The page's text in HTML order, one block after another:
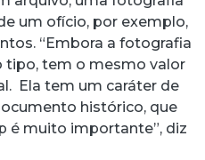
um ofício, por exemplo,
“Embora a fotografia
tipo, tem o mesmo valor
Ela tem um caráter de
histórico, que
é muito importante”, diz